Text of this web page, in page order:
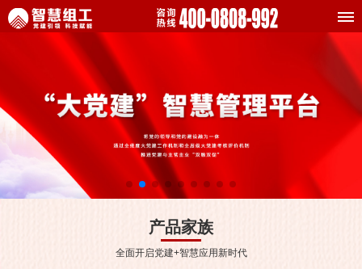
产品家族
全面开启党建+智慧应用新时代